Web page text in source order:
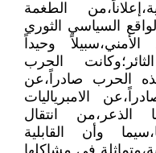
الطغمة
السياسي الثوري
وحيداً
الحرب
الحرب صادراً،عن
الامبرياليات
الذعر،من انتقال
وأن القابلية